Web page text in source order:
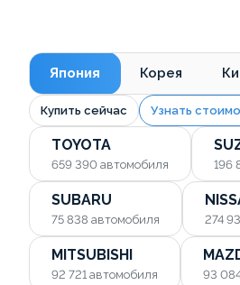
Япония Корея
Купить сейчас Узнать
TOYOTA
659 390 автомобиля 196
SUBARU
75 838 автомобиля 274
MITSUBISHI
92 721 автомобиля 93